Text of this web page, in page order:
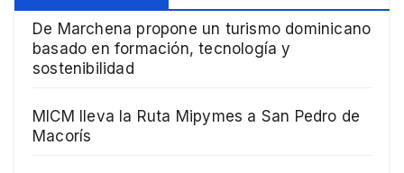
De Marchena propone un turismo dominicano
basado en formación, tecnología y
sostenibilidad
MICM lleva la Ruta Mipymes a San Pedro de
Macorís